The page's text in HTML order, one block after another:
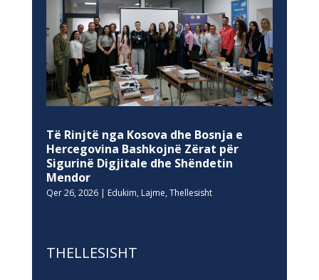
Të Rinjtë nga Kosova dhe Bosnja e
Hercegovina Bashkojnë Zërat për
Sigurinë Digjitale dhe Shëndetin
Mendor
Qer 26, 2026| Edukim, Lajme, Thellesisht
THELLESISHT